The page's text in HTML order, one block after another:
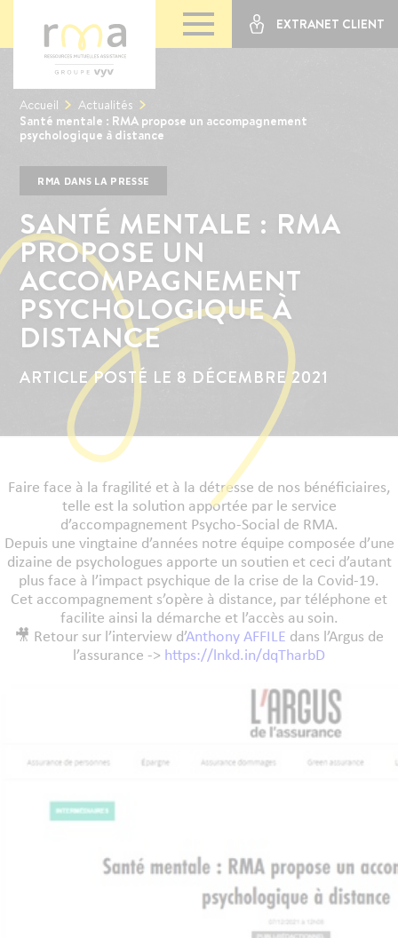
EXTRANET CLIENT
Accueil
Actualités
Santé mentale : RMA propose un accompagnement
psychologique à distance
RMA DANS LA PRESSE
SANTÉ MENTALE : RMA
PROPOSE UN
ACCOMPAGNEMENT
PSYCHOLOGIQUE À
DISTANCE
ARTICLE POSTÉ LE 8 DÉCEMBRE 2021
Faire face à la fragilité et à la détresse de nos bénéficiaires,
telle est la solution apportée par le service
d’accompagnement Psycho-Social de RMA.
Depuis une vingtaine d’années notre équipe composée d’une
dizaine de psychologues apporte un soutien et ceci d’autant
plus face à l’impact psychique de la crise de la Covid-19.
Cet accompagnement s’opère à distance, par téléphone et
facilite ainsi la démarche et l’accès au soin.
🎥 Retour sur l’interview d’Anthony AFFILE dans l’Argus de
l’assurance -> https://lnkd.in/dqTharbD